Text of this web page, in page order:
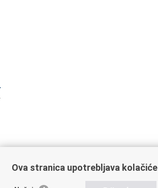
Ova stranica upotrebljava kolačiće